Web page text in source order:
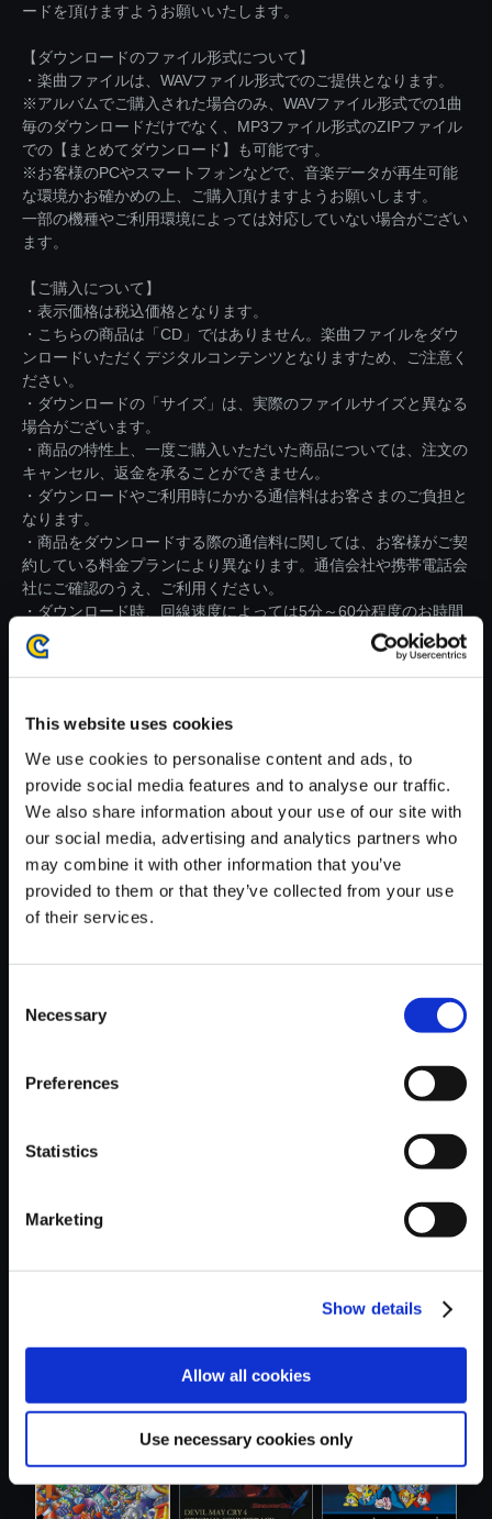
This website uses cookies
We use cookies to personalise content and ads, to
provide social media features and to analyse our traffic.
We also share information about your use of our site with
our social media, advertising and analytics partners who
may combine it with other information that you’ve
provided to them or that they’ve collected from your use
of their services.
Selection
Necessary
Preferences
Statistics
Marketing
Show details
Allow all cookies
Use necessary cookies only
ードを頂けますようお願いいたします。
【ダウンロードのファイル形式について】
・楽曲ファイルは、WAVファイル形式でのご提供となります。
※アルバムでご購入された場合のみ、WAVファイル形式での1曲
毎のダウンロードだけでなく、MP3ファイル形式のZIPファイル
での【まとめてダウンロード】も可能です。
※お客様のPCやスマートフォンなどで、音楽データが再生可能
な環境かお確かめの上、ご購入頂けますようお願いします。
一部の機種やご利用環境によっては対応していない場合がござい
ます。
【ご購入について】
・表示価格は税込価格となります。
・こちらの商品は「CD」ではありません。楽曲ファイルをダウ
ンロードいただくデジタルコンテンツとなりますため、ご注意く
ださい。
・ダウンロードの「サイズ」は、実際のファイルサイズと異なる
場合がございます。
・商品の特性上、一度ご購入いただいた商品については、注文の
キャンセル、返金を承ることができません。
・ダウンロードやご利用時にかかる通信料はお客さまのご負担と
なります。
・商品をダウンロードする際の通信料に関しては、お客様がご契
約している料金プランにより異なります。通信会社や携帯電話会
社にご確認のうえ、ご利用ください。
・ダウンロード時、回線速度によっては5分～60分程度のお時間
がかかる場合がございます。
※ご購入いただいたファイルのダウンロードの際には、通信環境
が安定しているWifi環境でお試しください。
【単曲】ロックマン ディストピ
ア Rust Orbit to Dusk（GRAVI
TY BEETBOOD STAGE）
おすすめ商品